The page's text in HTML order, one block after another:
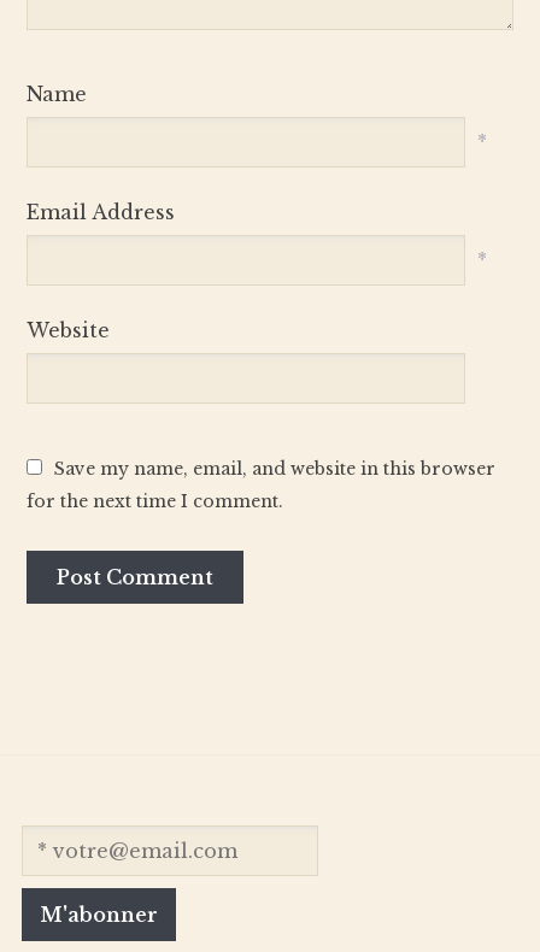
Name
*
Email Address
*
Website
Save my name, email, and website in this browser
for the next time I comment.